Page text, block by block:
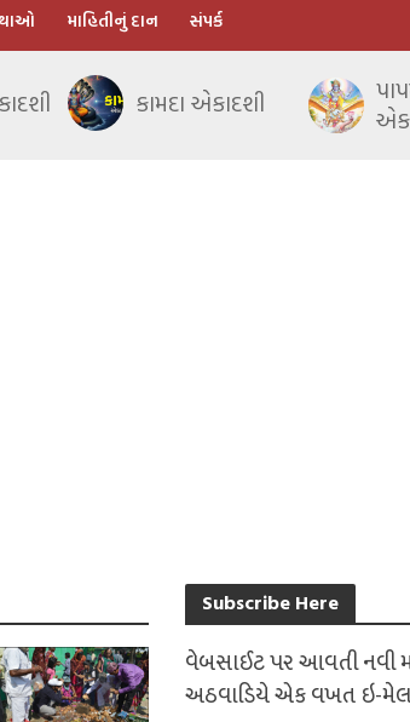
માહિતીનું દાન સંપર્ક
કામદા એકાદશી
Subscribe Here
વેબસાઈટ પર આવતી નવી
અઠવાડિયે એક વખત ઇ-મેલ